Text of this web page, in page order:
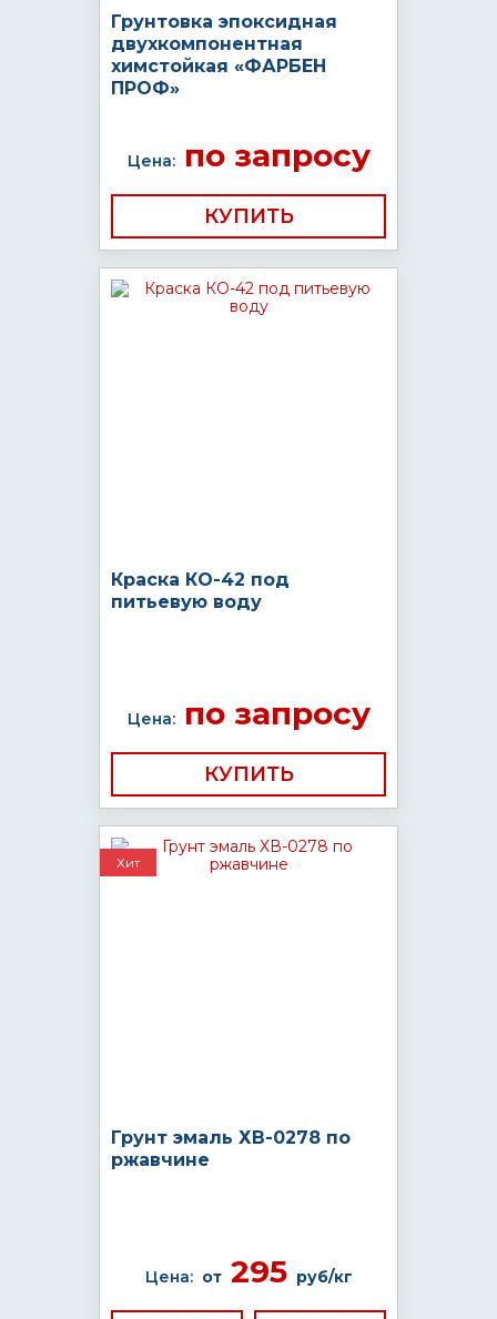
Грунтовка эпоксидная
двухкомпонентная
химстойкая «ФАРБЕН
ПРОФ»
Цена:по запросу
КУПИТЬ
Краска КО-42 под
питьевую воду
Цена:по запросу
КУПИТЬ
Хит
Грунт эмаль ХВ-0278 по
ржавчине
Цена: от295 руб/кг